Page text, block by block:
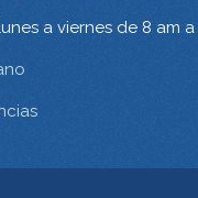
a viernes de 8 am